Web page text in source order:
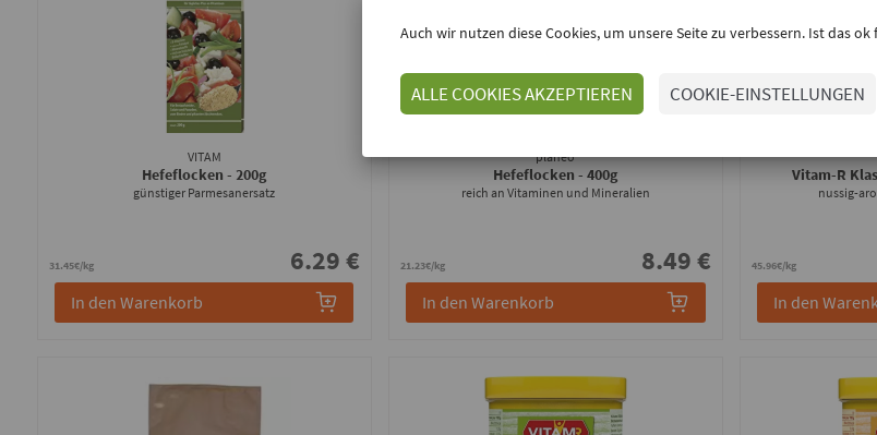
VITAM
Hefeflocken- 200g
günstiger Parmesanersatz
31.45€/kg 6.29 €
In den Warenkorb
planeo
Hefeflocken- 400g
reich an Vitaminen und Mineralien
21.23€/kg 8.49 €
In den Warenkorb
Vitam-R
nussig-
45.96€/kg
In den
Auch wir nutzen diese Cookies, um unsere Seite zu verbessern. Ist das ok
ALLE COOKIES AKZEPTIEREN COOKIE-EINSTELLUNGEN